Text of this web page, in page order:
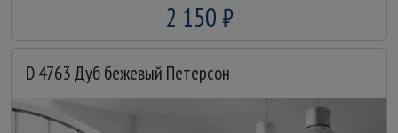
2 150 ₽
D 4763 Дуб бежевый Петерсон